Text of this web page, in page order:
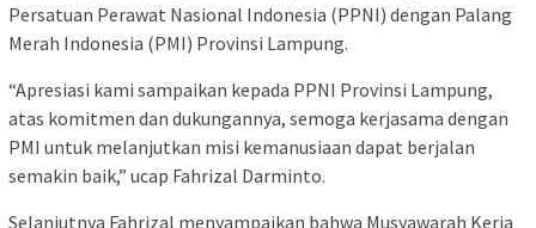
Persatuan Perawat Nasional Indonesia (PPNI) dengan Palang
Merah Indonesia (PMI) Provinsi Lampung.
“Apresiasi kami sampaikan kepada PPNI Provinsi Lampung,
atas komitmen dan dukungannya, semoga kerjasama dengan
PMI untuk melanjutkan misi kemanusiaan dapat berjalan
semakin baik,” ucap Fahrizal Darminto.
Selanjutnya Fahrizal menyampaikan bahwa Musyawarah Kerja